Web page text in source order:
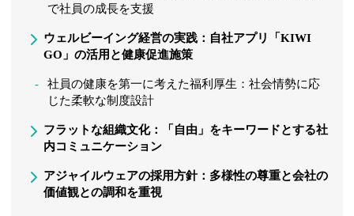
で社員の成長を支援
ウェルビーイング経営の実践：自社アプリ「KIWI
GO」の活用と健康促進施策
社員の健康を第一に考えた福利厚生：社会情勢に応
じた柔軟な制度設計
フラットな組織文化：「自由」をキーワードとする社
内コミュニケーション
アジャイルウェアの採用方針：多様性の尊重と会社の
価値観との調和を重視